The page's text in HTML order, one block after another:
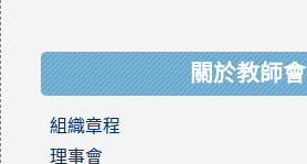
關於教師會
組織章程
理事會